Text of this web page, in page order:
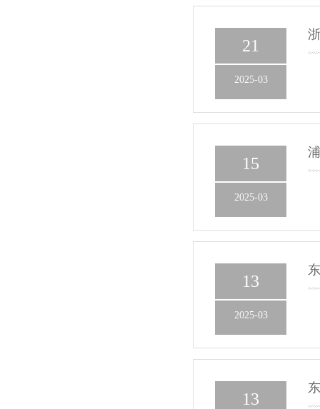
21
2025-03
15
2025-03
13
2025-03
13